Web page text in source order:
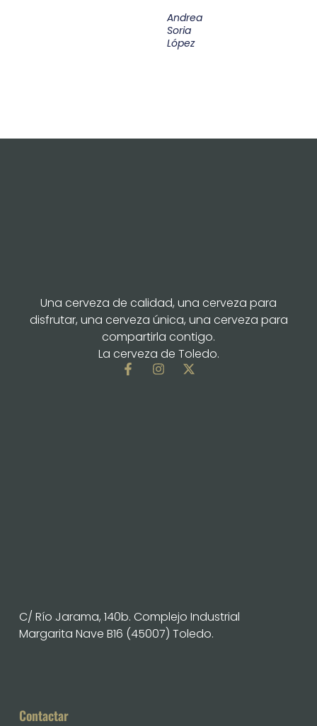
Andrea
Soria
López
Una cerveza de calidad, una cerveza para
disfrutar, una cerveza única, una cerveza para
compartirla contigo.
La cerveza de Toledo.
Contactar
C/ Río Jarama, 140b. Complejo Industrial
Margarita Nave B16 (45007) Toledo.